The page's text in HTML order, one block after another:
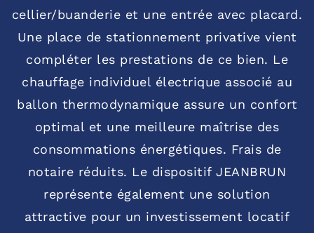
cellier/buanderie et une entrée avec placard.
Une place de stationnement privative vient
compléter les prestations de ce bien. Le
chauffage individuel électrique associé au
ballon thermodynamique assure un confort
optimal et une meilleure maîtrise des
consommations énergétiques. Frais de
notaire réduits. Le dispositif JEANBRUN
représente également une solution
attractive pour un investissement locatif